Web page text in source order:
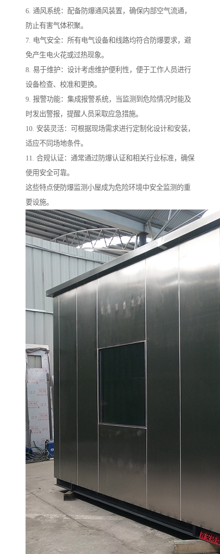
6. 通风系统：配备防爆通风装置，确保内部空气流通，
防止有害气体积聚。
7. 电气安全：所有电气设备和线路均符合防爆要求，避
免产生电火花或过热现象。
8. 易于维护：设计考虑维护便利性，便于工作人员进行
设备检查、校准和更换。
9. 报警功能：集成报警系统，当监测到危险情况时能及
时发出警报，提醒人员采取应急措施。
10. 安装灵活：可根据现场需求进行定制化设计和安装，
适应不同场地条件。
11. 合规认证：通常通过防爆认证和相关行业标准，确保
使用安全可靠。
这些特点使防爆监测小屋成为危险环境中安全监测的重
要设施。